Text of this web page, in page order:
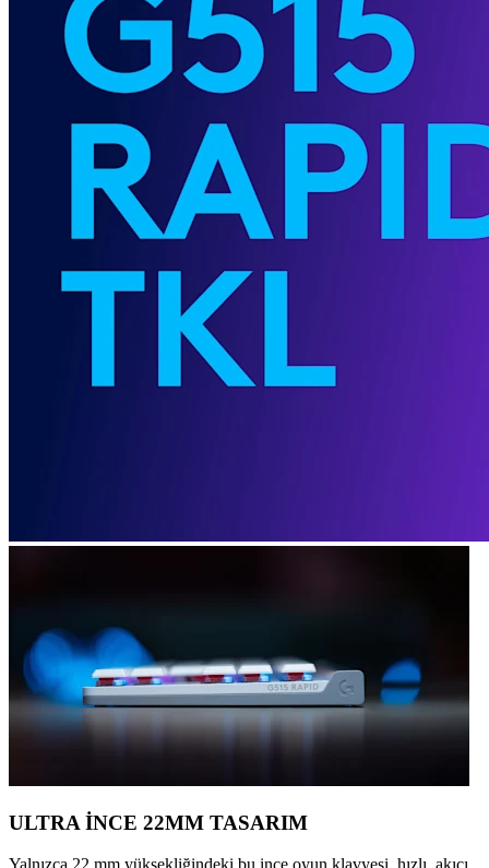
ULTRA İNCE 22MM TASARIM